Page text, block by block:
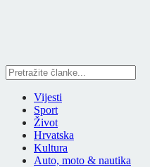
Vijesti
Sport
Život
Hrvatska
Kultura
Auto, moto & nautika